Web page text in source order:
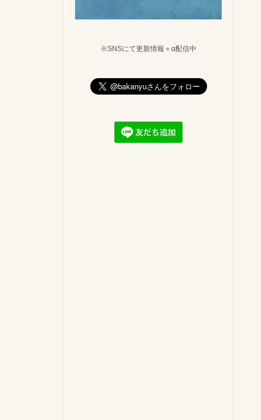
※SNSにて更新情報＋α配信中